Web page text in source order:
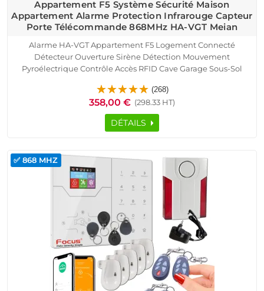
Appartement F5 Système Sécurité Maison
Appartement Alarme Protection Infrarouge Capteur
Porte Télécommande 868MHz HA-VGT Meian
Alarme HA-VGT Appartement F5 Logement Connecté
Détecteur Ouverture Sirène Détection Mouvement
Pyroélectrique Contrôle Accès RFID Cave Garage Sous-Sol
Infrarouge Capteur Présence Portes Fenêtres Télécommande
(268)
358,00 € (298.33 HT)
DÉTAILS
✅ 868 MHZ